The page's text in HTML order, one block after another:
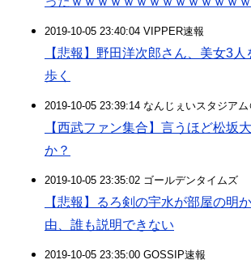
2019-10-05 23:40:04 VIPPER速報
【悲報】野田洋次郎さん、美女3人
歩く
2019-10-05 23:39:14 なんじぇいスタジア
【西武ファン集合】言うほど松坂
か？
2019-10-05 23:35:02 ゴールデンタイムズ
【悲報】るろ剣の宇水が部屋の明
由、誰も説明できない
2019-10-05 23:35:00 GOSSIP速報